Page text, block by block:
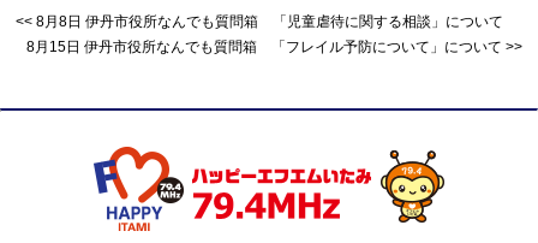
8月8日 伊丹市役所なんでも質問箱 「児童虐待に関する相談」について
8月15日 伊丹市役所なんでも質問箱 「フレイル予防について」について